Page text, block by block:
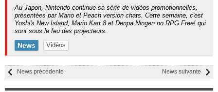
Au Japon, Nintendo continue sa série de vidéos promotionnelles,
présentées par Mario et Peach version chats. Cette semaine, c'est
Yoshi's New Island, Mario Kart 8 et Denpa Ningen no RPG Free! qui
sont sous le feu des projecteurs.
News Vidéos
News suivante
News précédente